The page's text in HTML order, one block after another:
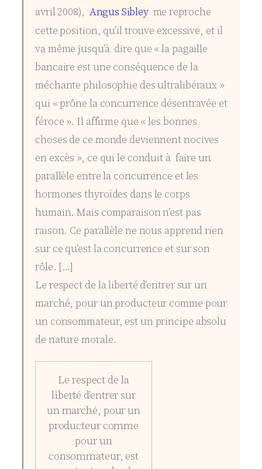
avril 2008), Angus Sibley me reproche
cette position, qu’il trouve excessive, et il
va même jusqu’à dire que « la pagaille
bancaire est une conséquence de la
méchante philosophie des ultralibéraux »
qui « prône la concurrence désentravée et
féroce ». Il affirme que « les bonnes
choses de ce monde deviennent nocives
en excès », ce qui le conduit à faire un
parallèle entre la concurrence et les
hormones thyroïdes dans le corps
humain. Mais comparaison n’est pas
raison. Ce parallèle ne nous apprend rien
sur ce qu’est la concurrence et sur son
rôle. […]
Le respect de la liberté d’entrer sur un
marché, pour un producteur comme pour
un consommateur, est un principe absolu
de nature morale.
Le respect de la
liberté d’entrer sur
un marché, pour un
producteur comme
pour un
consommateur, est